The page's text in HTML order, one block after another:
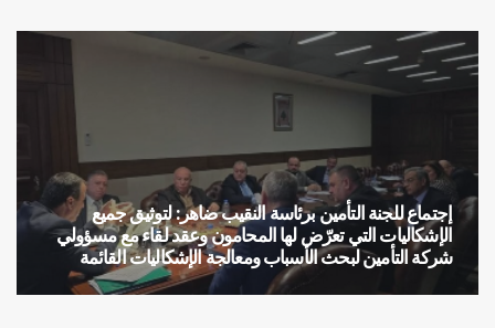
إجتماع للجنة التأمين برئاسة النقيب ضاهر: لتوثيق جميع
الإشكاليات التي تعرّض لها المحامون وعقد لقاء مع مسؤولي
شركة التأمين لبحث الأسباب ومعالجة الإشكاليات القائمة